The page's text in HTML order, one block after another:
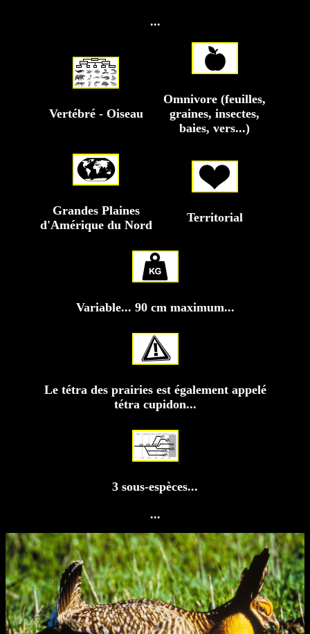
...
Vertébré - Oiseau
Omnivore (feuilles,
graines, insectes,
baies, vers...)
Grandes Plaines
d'Amérique du Nord
Territorial
Variable... 90 cm maximum...
Le tétra des prairies est également appelé
tétra cupidon...
3 sous-espèces...
...